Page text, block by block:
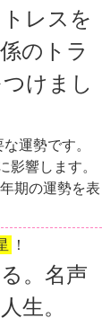
レスを
のトラ
けまし
運勢です。
影響します。
期の運勢を表
！
。名声
生。